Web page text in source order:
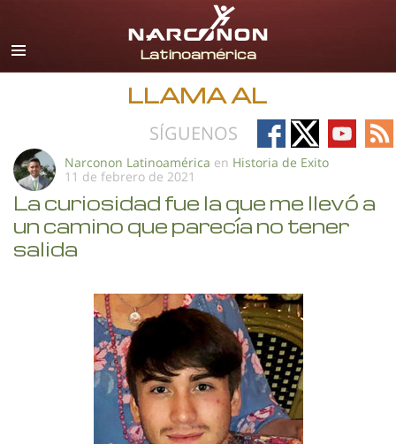
Español
Todas las Regiones/Idiomas
LLAMA AL
SÍGUENOS
Follow
on
Follow
on
Follow
on
on
Narconon Latinoamérica en Historia de Exito
11 de febrero de 2021
La curiosidad fue la que me llevó a
un camino que parecía no tener
salida